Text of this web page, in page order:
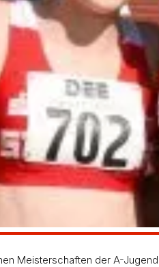
Meisterschaften der A-
vom DLV die früher
Bei den
Verena Beyer, Svenja
damaligen LG-